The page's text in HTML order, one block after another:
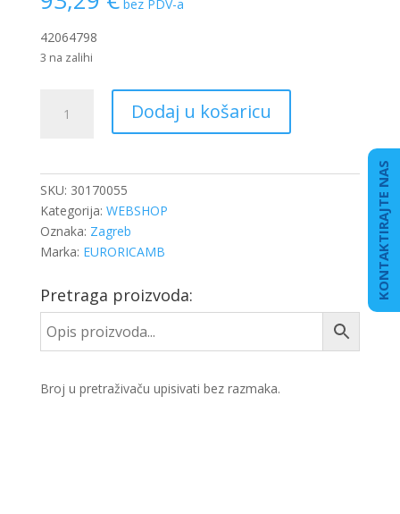
bez PDV-a
42064798
3 na zalihi
PLANETARA
Dodaj u košaricu
SKU: 30170055
Kategorija: WEBSHOP
Oznaka: Zagreb
Marka: EURORICAMB
Pretraga proizvoda:
Broj u pretraživaču upisivati bez razmaka.
KONTAKTIRAJTE NAS